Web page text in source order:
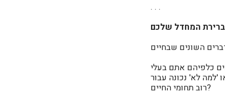
. . .
ברירת המחדל שלכם
כלפיהם אתם בעלי
'למה לא' נכונה עבור
רוב תחומי החיים?